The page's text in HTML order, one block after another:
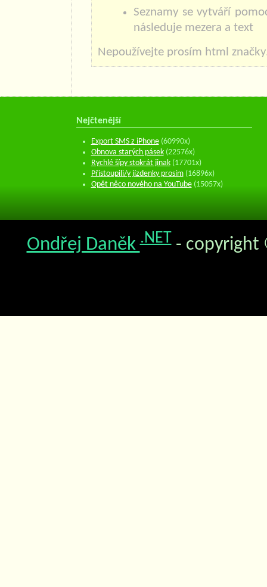
Seznamy se vytváří
následuje mezera a text
Nepoužívejte prosím html
Nejčtenější
Export SMS z iPhone(60990x)
Obnova starých pásek(22576x)
Rychlé šípy stokrát jinak(17701x)
Přistoupili/y jízdenky prosím(16896x)
Opět něco nového na YouTube(15057x)
Ondřej Daněk.NET- copyright